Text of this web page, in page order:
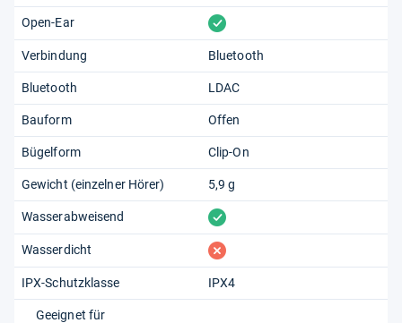
Open-Ear vorhanden
Verbindung Bluetooth
Bluetooth LDAC
Bauform Offen
Bügelform Clip-On
Gewicht (einzelner Hörer) 5,9 g
Wasserabweisend vorhanden
Wasserdicht fehlt
IPX-Schutzklasse IPX4
Geeignet für